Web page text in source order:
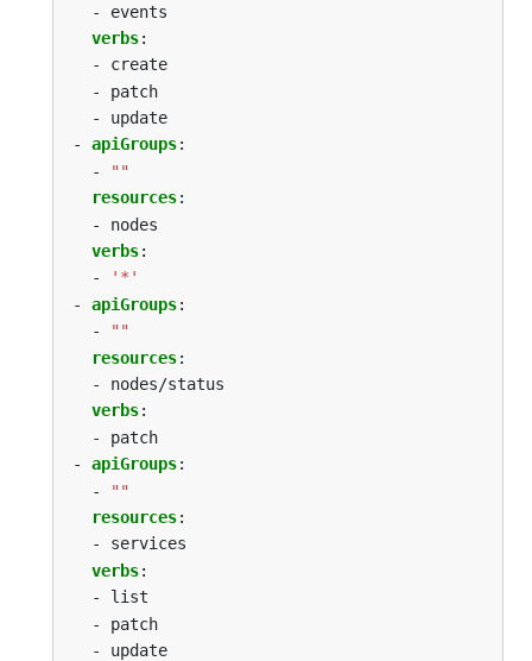
- events
verbs:
- create
- patch
- update
- apiGroups:
-
""
resources:
- nodes
verbs:
-
'*'
- apiGroups:
-
""
resources:
- nodes/status
verbs:
- patch
- apiGroups:
-
""
resources:
- services
verbs:
- list
- patch
- update